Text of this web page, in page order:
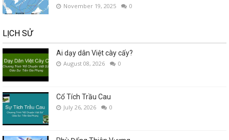
November 19, 2025 0
LỊCH SỬ
Ai dạy dân Việt cày cấy?
August 08, 2026 0
Cổ Tích Trầu Cau
July 26, 2026 0